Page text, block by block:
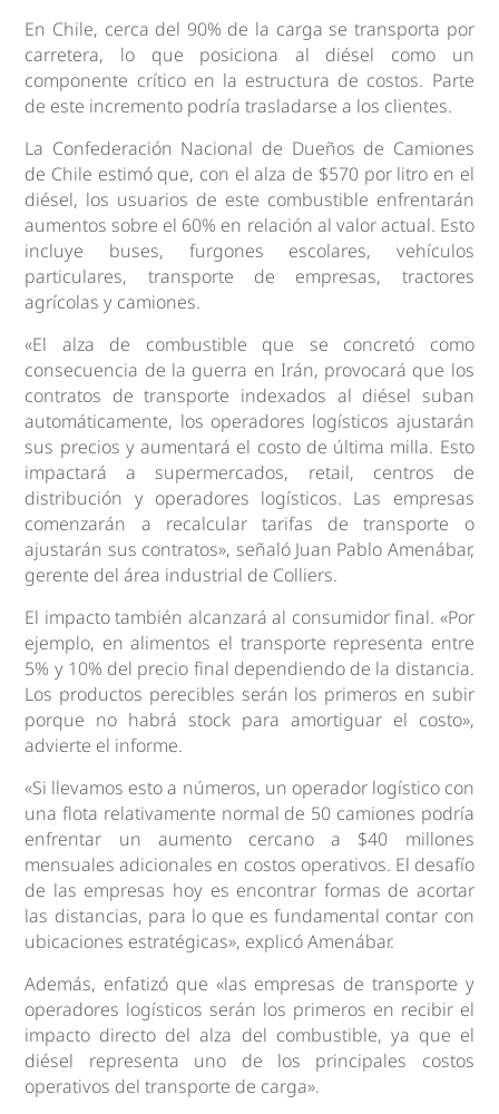
En Chile, cerca del 90% de la carga se transporta por
carretera, lo que posiciona al diésel como un
componente crítico en la estructura de costos. Parte
de este incremento podría trasladarse a los clientes.
La Confederación Nacional de Dueños de Camiones
de Chile estimó que, con el alza de $570 por litro en el
diésel, los usuarios de este combustible enfrentarán
aumentos sobre el 60% en relación al valor actual. Esto
incluye buses, furgones escolares, vehículos
particulares, transporte de empresas, tractores
agrícolas y camiones.
«El alza de combustible que se concretó como
consecuencia de la guerra en Irán, provocará que los
contratos de transporte indexados al diésel suban
automáticamente, los operadores logísticos ajustarán
sus precios y aumentará el costo de última milla. Esto
impactará a supermercados, retail, centros de
distribución y operadores logísticos. Las empresas
comenzarán a recalcular tarifas de transporte o
ajustarán sus contratos», señaló Juan Pablo Amenábar,
gerente del área industrial de Colliers.
El impacto también alcanzará al consumidor final. «Por
ejemplo, en alimentos el transporte representa entre
5% y 10% del precio final dependiendo de la distancia.
Los productos perecibles serán los primeros en subir
porque no habrá stock para amortiguar el costo»,
advierte el informe.
«Si llevamos esto a números, un operador logístico con
una flota relativamente normal de 50 camiones podría
enfrentar un aumento cercano a $40 millones
mensuales adicionales en costos operativos. El desafío
de las empresas hoy es encontrar formas de acortar
las distancias, para lo que es fundamental contar con
ubicaciones estratégicas», explicó Amenábar.
Además, enfatizó que «las empresas de transporte y
operadores logísticos serán los primeros en recibir el
impacto directo del alza del combustible, ya que el
diésel representa uno de los principales costos
operativos del transporte de carga».